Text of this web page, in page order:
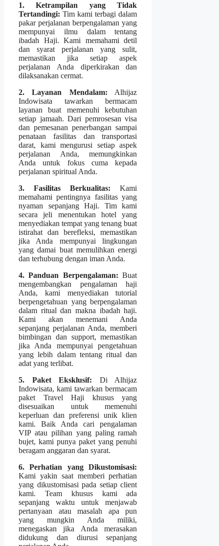
1. Ketrampilan yang Tidak
Tertandingi: Tim kami terbagi dalam
pakar perjalanan berpengalaman yang
mempunyai ilmu dalam tentang
ibadah Haji. Kami memahami detil
dan syarat perjalanan yang sulit,
memastikan jika setiap aspek
perjalanan Anda diperkirakan dan
dilaksanakan cermat.
2. Layanan Mendalam: Alhijaz
Indowisata tawarkan bermacam
layanan buat memenuhi kebutuhan
setiap jamaah. Dari pemrosesan visa
dan pemesanan penerbangan sampai
penataan fasilitas dan transportasi
darat, kami mengurusi setiap aspek
perjalanan Anda, memungkinkan
Anda untuk fokus cuma kepada
perjalanan spiritual Anda.
3. Fasilitas Berkualitas: Kami
memahami pentingnya fasilitas yang
nyaman sepanjang Haji. Tim kami
secara jeli menentukan hotel yang
menyediakan tempat yang tenang buat
istirahat dan berefleksi, memastikan
jika Anda mempunyai lingkungan
yang damai buat memulihkan energi
dan terhubung dengan iman Anda.
4. Panduan Berpengalaman: Buat
mengembangkan pengalaman haji
Anda, kami menyediakan tutorial
berpengetahuan yang berpengalaman
dalam ritual dan makna ibadah haji.
Kami akan menemani Anda
sepanjang perjalanan Anda, memberi
bimbingan dan support, memastikan
jika Anda mempunyai pengetahuan
yang lebih dalam tentang ritual dan
adat yang terlibat.
5. Paket Eksklusif: Di Alhijaz
Indowisata, kami tawarkan bermacam
paket Travel Haji khusus yang
disesuaikan untuk memenuhi
keperluan dan preferensi unik klien
kami. Baik Anda cari pengalaman
VIP atau pilihan yang paling ramah
bujet, kami punya paket yang penuhi
beragam anggaran dan syarat.
6. Perhatian yang Dikustomisasi:
Kami yakin saat memberi perhatian
yang dikustomisasi pada setiap client
kami. Team khusus kami ada
sepanjang waktu untuk menjawab
pertanyaan atau masalah apa pun
yang mungkin Anda miliki,
menegaskan jika Anda merasakan
didukung dan diurusi sepanjang